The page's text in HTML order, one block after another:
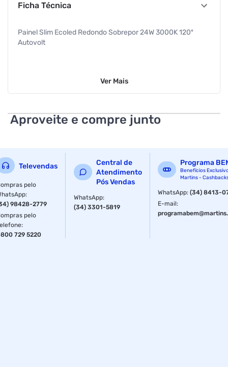
Ficha Técnica
Painel Slim Ecoled Redondo Sobrepor 24W 3000K 120º
Autovolt
Ver Mais
Aproveite e compre junto
Televendas
pelo
:
98428-2779
pelo
:
729 5220
Central de
Atendimento
Pós Vendas
WhatsApp:
(34) 3301-5819
Programa
Benefícios
Martins -
WhatsApp:(34) 8413-
E-mail: